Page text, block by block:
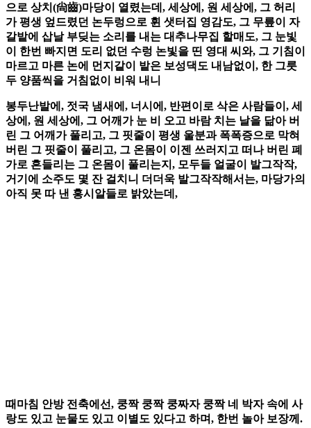
으로 상치(尙齒)마당이 열렸는데, 세상에, 원 세상에, 그 허리
가 평생 엎드렸던 논두렁으로 휜 샛터집 영감도, 그 무릎이 자
갈밭에 삽날 부딪는 소리를 내는 대추나무집 할매도, 그 눈빛
이 한번 빠지면 도리 없던 수렁 논빛을 띤 영대 씨와, 그 기침이
마르고 마른 논에 먼지같이 밭은 보성댁도 내남없이, 한 그릇
두 양품씩을 거침없이 비워 내니
봉두난발에, 젓국 냄새에, 너시에, 반편이로 삭은 사람들이, 세
상에, 원 세상에, 그 어깨가 눈 비 오고 바람 치는 날을 닮아 버
린 그 어깨가 풀리고, 그 핏줄이 평생 울분과 폭폭증으로 막혀
버린 그 핏줄이 풀리고, 그 온몸이 이젠 쓰러지고 떠나 버린 폐
가로 흔들리는 그 온몸이 풀리는지, 모두들 얼굴이 발그작작,
거기에 소주도 몇 잔 걸치니 더더욱 발그작작해서는, 마당가의
아직 못 따 낸 홍시알들로 밝았는데,
때마침 안방 전축에선, 쿵짝 쿵짝 쿵짜자 쿵짝 네 박자 속에 사
랑도 있고 눈물도 있고 이별도 있다고 하며, 한번 놀아 보장께.